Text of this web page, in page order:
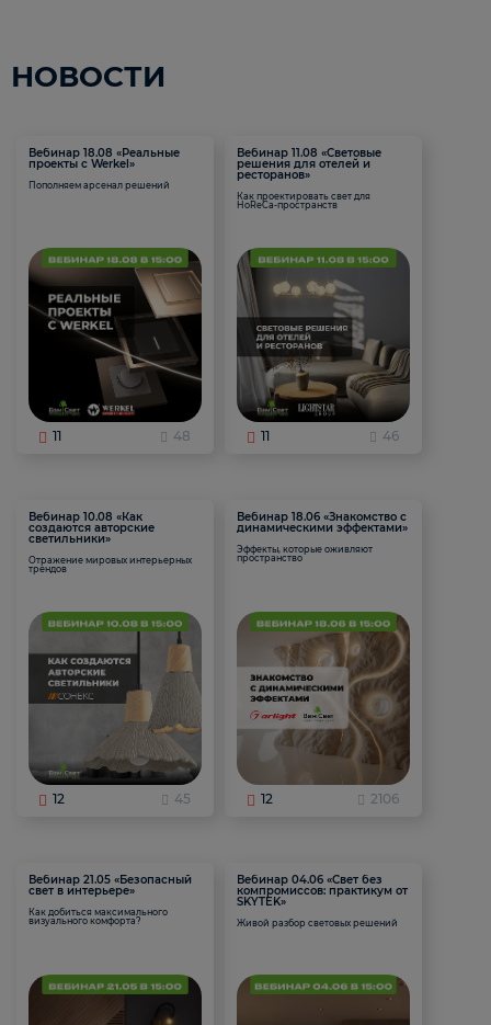
НОВОСТИ
Вебинар 18.08 «Реальные
проекты с Werkel»
Пополняем арсенал решений
11 48
Вебинар 11.08 «Световые
решения для отелей и
ресторанов»
Как проектировать свет для
HoReCa-пространств
11 46
Вебинар 10.08 «Как
создаются авторские
светильники»
Отражение мировых интерьерных
трендов
12 45
Вебинар 18.06 «Знакомство с
динамическими эффектами»
Эффекты, которые оживляют
пространство
12 2106
Вебинар 21.05 «Безопасный
свет в интерьере»
Как добиться максимального
визуального комфорта?
Вебинар 04.06 «Свет без
компромиссов: практикум от
SKYTEK»
Живой разбор световых решений